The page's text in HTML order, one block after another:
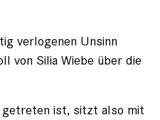
verlogenen Unsinn
von Silia Wiebe über die
ist, sitzt also mit